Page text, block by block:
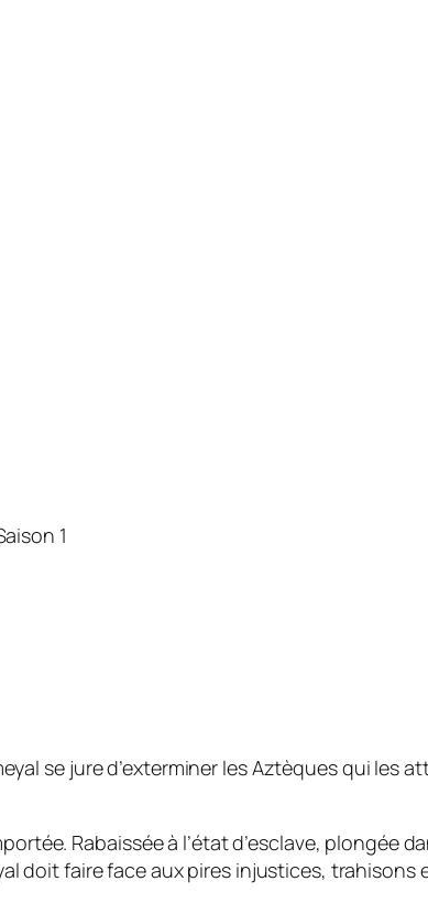
1
se jure d’exterminer les Aztèques qui les
Rabaissée à l’état d’esclave, plongée
doit faire face aux pires injustices, trahisons